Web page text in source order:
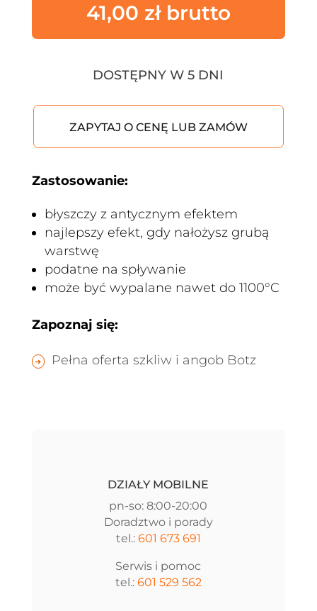
41,00 zł
DOSTĘPNY W 5 DNI
ZAPYTAJ O CENĘ LUB ZAMÓW
Zastosowanie:
błyszczy z antycznym efektem
najlepszy efekt, gdy nałożysz grubą
warstwę
podatne na spływanie
może być wypalane nawet do 1100°C
Zapoznaj się:
Pełna oferta szkliw i angob Botz
DZIAŁY MOBILNE
pn-so: 8:00-20:00
Doradztwo i porady
tel.: 601 673 691
Serwis i pomoc
tel.: 601 529 562